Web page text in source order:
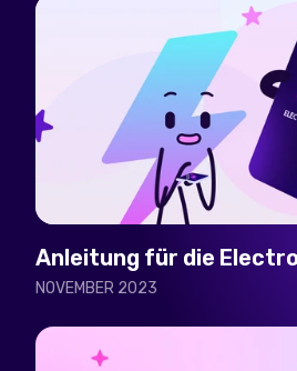
Anleitung für die
NOVEMBER 2023